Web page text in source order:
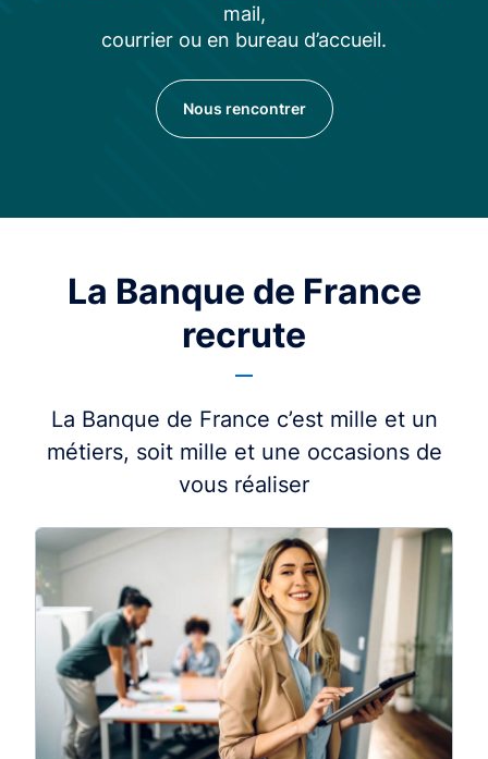
mail,
courrier ou en bureau d’accueil.
Nous rencontrer
La Banque de France
recrute
La Banque de France c’est mille et un
métiers, soit mille et une occasions de
vous réaliser